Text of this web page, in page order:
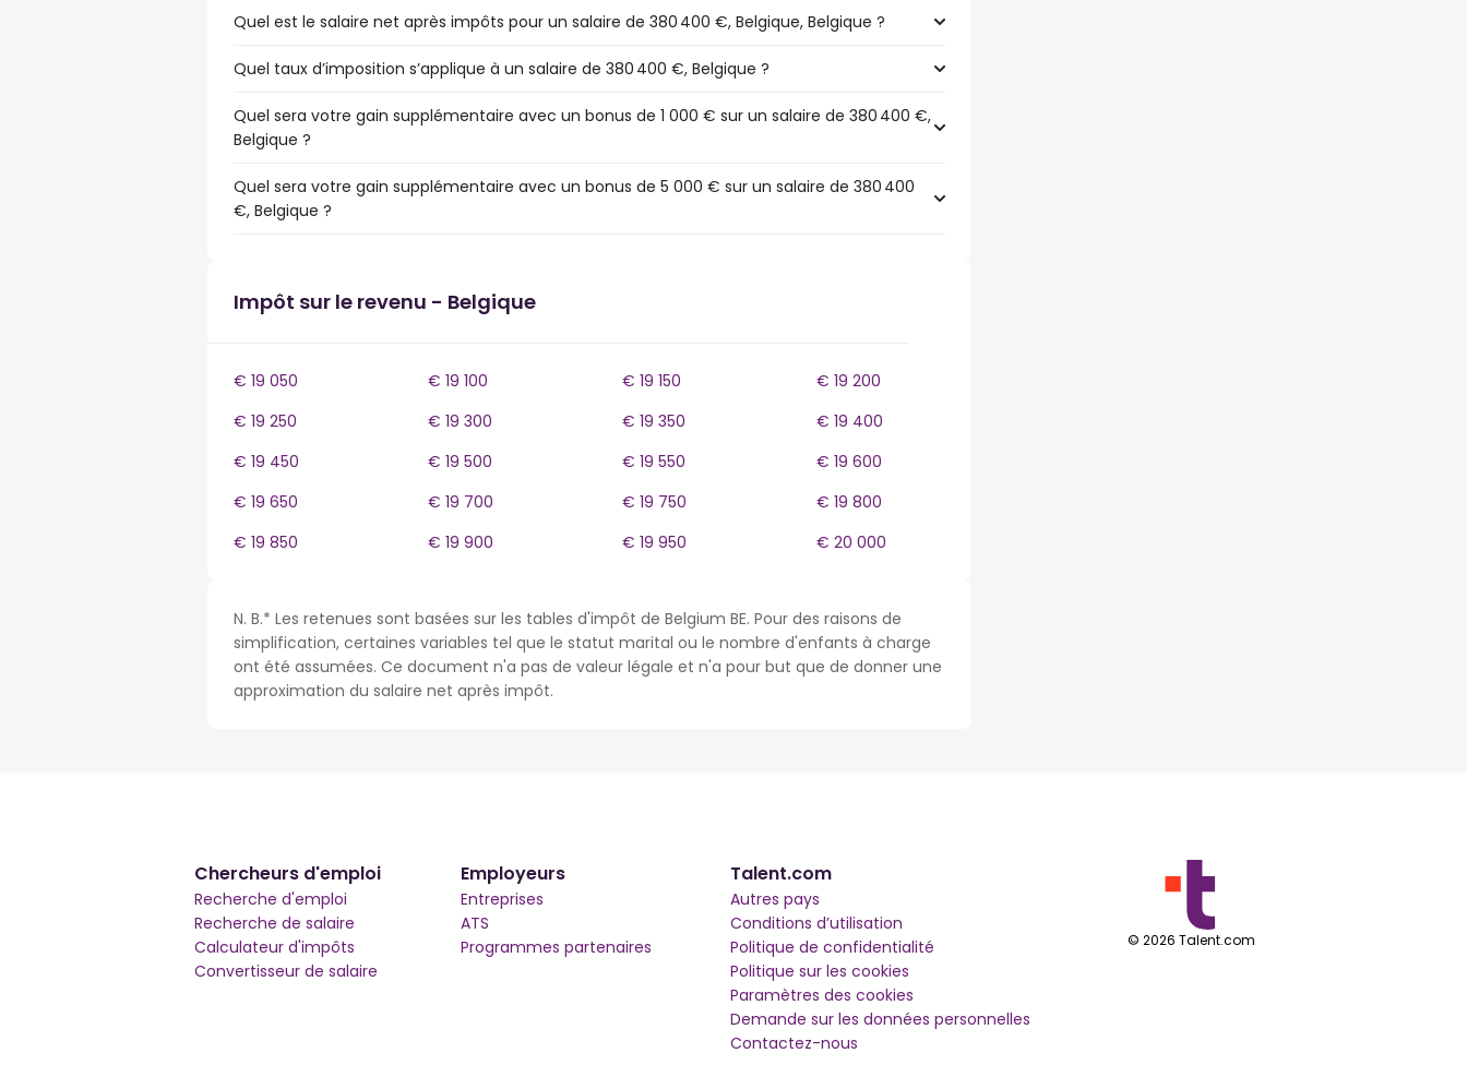
Quel est le salaire net après impôts pour un salaire de 380 400 €, Belgique, Belgique ?
Quel taux d’imposition s’applique à un salaire de 380 400 €, Belgique ?
Quel sera votre gain supplémentaire avec un bonus de 1 000 € sur un salaire de 380 400 €,
Belgique ?
Quel sera votre gain supplémentaire avec un bonus de 5 000 € sur un salaire de 380 400
€, Belgique ?
Impôt sur le revenu - Belgique
€ 19 050 € 19 100 € 19 150
€ 19 200
€ 19 250
€ 19 300 € 19 350
€ 19 400
€ 19 450
€ 19 500 € 19 550
€ 19 600
€ 19 650
€ 19 700 € 19 750
€ 19 800
€ 19 850
€ 19 900 € 19 950 € 20 000
N. B.* Les retenues sont basées sur les tables d'impôt de Belgium BE. Pour des raisons de
simplification, certaines variables tel que le statut marital ou le nombre d'enfants à charge
ont été assumées. Ce document n'a pas de valeur légale et n'a pour but que de donner une
approximation du salaire net après impôt.
Chercheurs d'emploi
Recherche d'emploi
Recherche de salaire
Calculateur d'impôts
Convertisseur de salaire
Employeurs
Entreprises
ATS
Programmes partenaires
Talent.com
Autres pays
Conditions d’utilisation
Politique de confidentialité
Politique sur les cookies
Paramètres des cookies
Demande sur les données personnelles
Contactez-nous
© 2026 Talent.com